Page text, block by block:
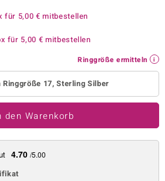
für 5,00 € mitbestellen
für 5,00 € mitbestellen
Ringgröße ermitteln
Ringgröße 17, Sterling Silber
den Warenkorb
4.70 /5.00